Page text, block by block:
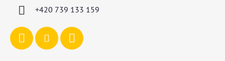
+420 739 133 159